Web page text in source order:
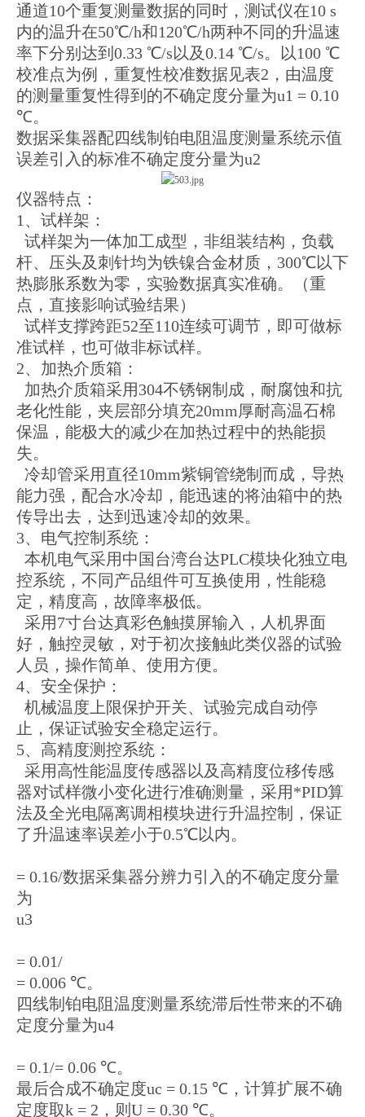
通道10个重复测量数据的同时，测试仪在10 s
内的温升在50℃/h和120℃/h两种不同的升温速
率下分别达到0.33 ℃/s以及0.14 ℃/s。以100 ℃
校准点为例，重复性校准数据见表2，由温度
的测量重复性得到的不确定度分量为u1 = 0.10
℃。
数据采集器配四线制铂电阻温度测量系统示值
误差引入的标准不确定度分量为u2
仪器特点：
1、试样架：
试样架为一体加工成型，非组装结构，负载
杆、压头及刺针均为铁镍合金材质，300℃以下
热膨胀系数为零，实验数据真实准确。（重
点，直接影响试验结果）
试样支撑跨距52至110连续可调节，即可做标
准试样，也可做非标试样。
2、加热介质箱：
加热介质箱采用304不锈钢制成，耐腐蚀和抗
老化性能 ，夹层部分填充20mm厚耐高温石棉
保温，能极大的减少在加热过程中的热能损
失。
冷却管采用直径10mm紫铜管绕制而成，导热
能力强，配合水冷却，能迅速的将油箱中的热
传导出去，达到迅速冷却的效果。
3、电气控制系统：
本机电气采用中国台湾台达PLC模块化独立电
控系统，不同产品组件可互换使用，性能稳
定，精度高，故障率极低。
采用7寸台达真彩色触摸屏输入，人机界面
好，触控灵敏，对于初次接触此类仪器的试验
人员，操作简单、使用方便。
4、安全保护：
机械温度上限保护开关、试验完成自动停
止，保证试验安全稳定运行。
5、高精度测控系统：
采用高性能温度传感器以及高精度位移传感
器对试样微小变化进行准确测量，采用*PID算
法及全光电隔离调相模块进行升温控制，保证
了升温速率误差小于0.5℃以内。
= 0.16/数据采集器分辨力引入的不确定度分量
为
u3
= 0.01/
= 0.006 ℃。
四线制铂电阻温度测量系统滞后性带来的不确
定度分量为u4
= 0.1/= 0.06 ℃。
最后合成不确定度uc = 0.15 ℃，计算扩展不确
定度取k = 2，则U = 0.30 ℃。